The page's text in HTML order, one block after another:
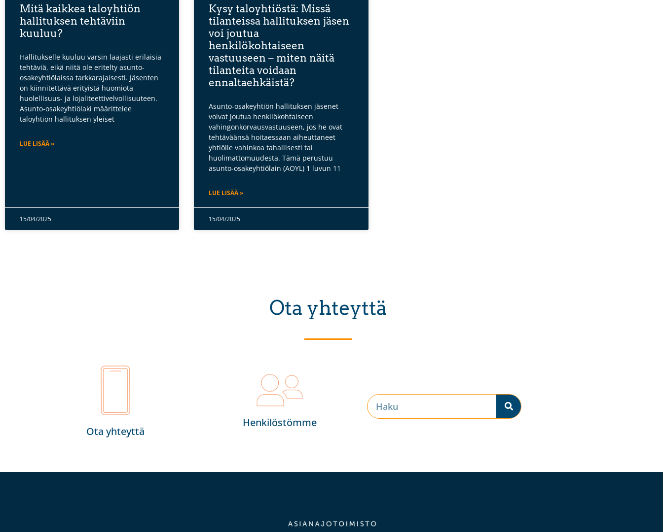
Mitä kaikkea taloyhtiön
hallituksen tehtäviin
kuuluu?
Hallitukselle kuuluu varsin laajasti erilaisia
tehtäviä, eikä niitä ole eritelty asunto-
osakeyhtiölaissa tarkkarajaisesti. Jäsenten
on kiinnitettävä erityistä huomiota
huolellisuus- ja lojaliteettivelvollisuuteen.
Asunto-osakeyhtiölaki määrittelee
taloyhtiön hallituksen yleiset
LUE LISÄÄ »
15/04/2025
Kysy taloyhtiöstä: Missä
tilanteissa hallituksen jäsen
voi joutua
henkilökohtaiseen
vastuuseen – miten näitä
tilanteita voidaan
ennaltaehkäistä?
Asunto-osakeyhtiön hallituksen jäsenet
voivat joutua henkilökohtaiseen
vahingonkorvausvastuuseen, jos he ovat
tehtäväänsä hoitaessaan aiheuttaneet
yhtiölle vahinkoa tahallisesti tai
huolimattomuudesta. Tämä perustuu
asunto-osakeyhtiölain (AOYL) 1 luvun 11
LUE LISÄÄ »
15/04/2025
Ota yhteyttä
Ota yhteyttä
Henkilöstömme